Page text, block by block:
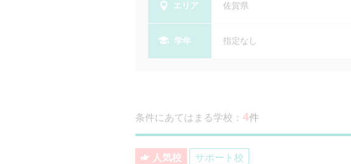
エリア 佐賀県
学年 指定なし
条件にあてはまる学校： 4件
人気校 サポート校